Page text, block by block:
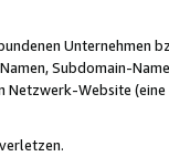
Unternehmen
Subdomain-
Website